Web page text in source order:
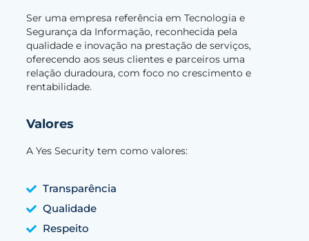
Ser uma empresa referência em Tecnologia e
Segurança da Informação, reconhecida pela
qualidade e inovação na prestação de serviços,
oferecendo aos seus clientes e parceiros uma
relação duradoura, com foco no crescimento e
rentabilidade.
Valores
A Yes Security tem como valores:
Transparência
Qualidade
Respeito